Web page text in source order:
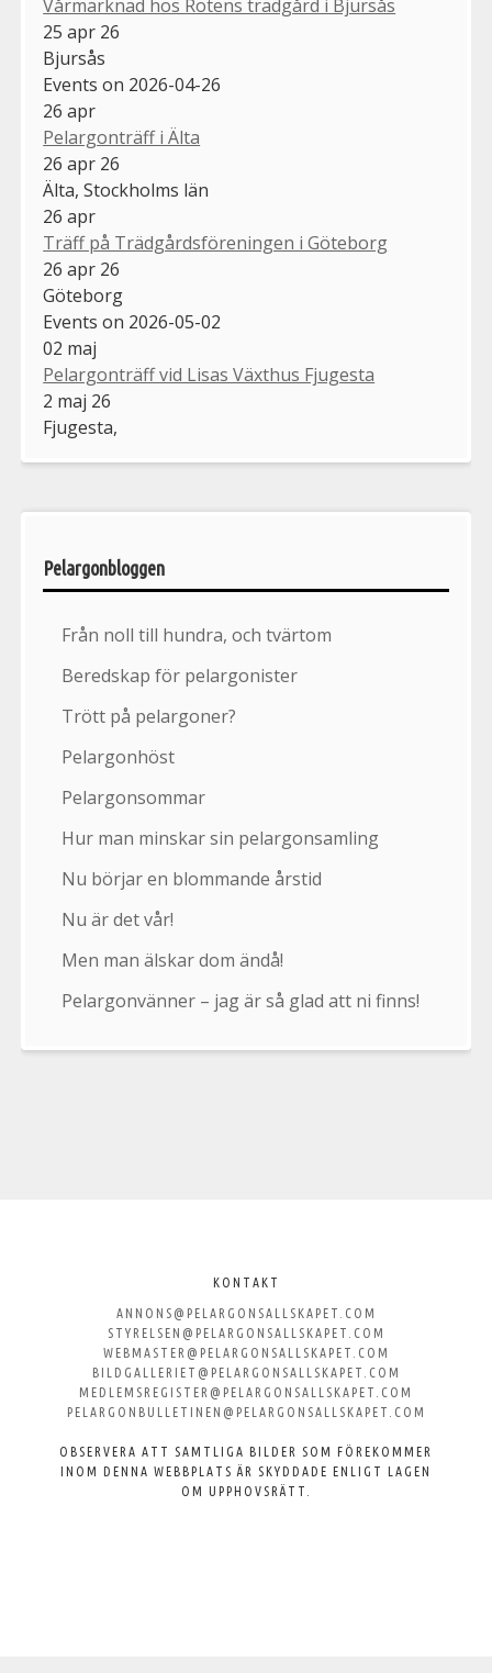
Vårmarknad hos Rotens trädgård i Bjursås
25 apr 26
Bjursås
Events on 2026-04-26
26 apr
Pelargonträff i Älta
26 apr 26
Älta, Stockholms län
26 apr
Träff på Trädgårdsföreningen i Göteborg
26 apr 26
Göteborg
Events on 2026-05-02
02 maj
Pelargonträff vid Lisas Växthus Fjugesta
2 maj 26
Fjugesta,
Pelargonbloggen
Från noll till hundra, och tvärtom
Beredskap för pelargonister
Trött på pelargoner?
Pelargonhöst
Pelargonsommar
Hur man minskar sin pelargonsamling
Nu börjar en blommande årstid
Nu är det vår!
Men man älskar dom ändå!
Pelargonvänner – jag är så glad att ni finns!
Svenska
Pelargonsällskapet
KONTAKT
ANNONS@PELARGONSALLSKAPET.COM
STYRELSEN@PELARGONSALLSKAPET.COM
WEBMASTER@PELARGONSALLSKAPET.COM
BILDGALLERIET@PELARGONSALLSKAPET.COM
MEDLEMSREGISTER@PELARGONSALLSKAPET.COM
PELARGONBULLETINEN@PELARGONSALLSKAPET.COM
OBSERVERA ATT SAMTLIGA BILDER SOM FÖREKOMMER
INOM DENNA WEBBPLATS ÄR SKYDDADE ENLIGT LAGEN
OM UPPHOVSRÄTT.